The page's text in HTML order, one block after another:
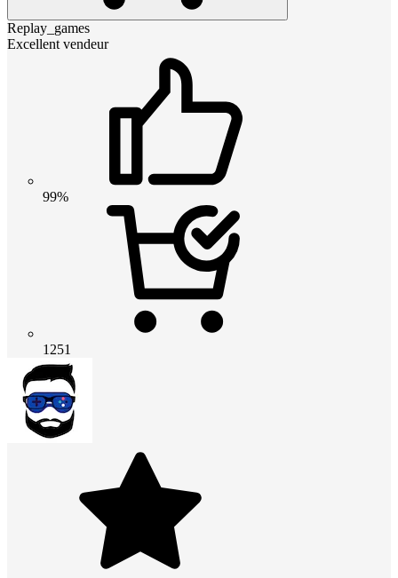
Replay_games
Excellent vendeur
99%
1251